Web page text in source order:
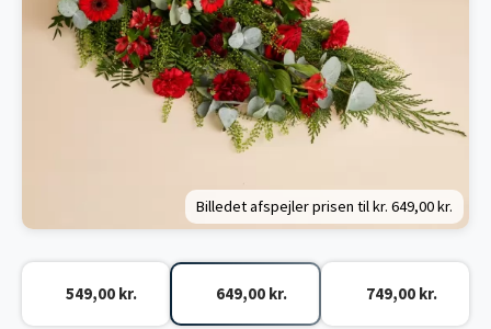
Billedet afspejler prisen til kr. 649,00 kr.
549,00 kr. 649,00 kr. 749,00 kr.